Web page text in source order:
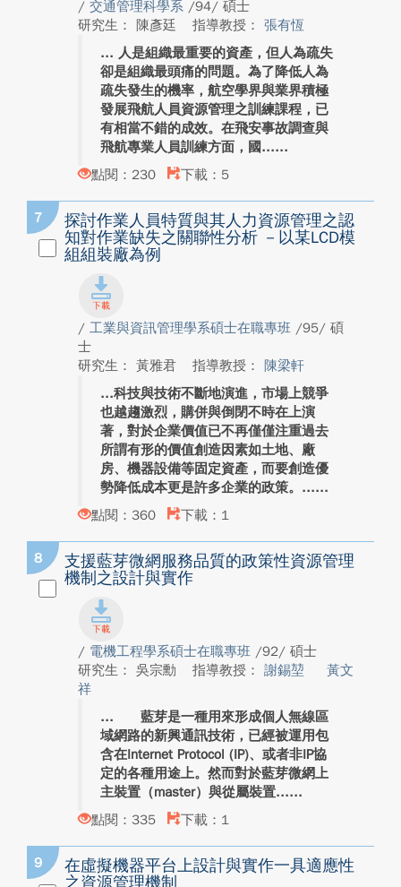
/ 交通管理科學系 /94/ 碩士
研究生： 陳彥廷
指導教授： 張有恆
人是組織最重要的資產，但人為疏失
卻是組織最頭痛的問題。為了降低人為
疏失發生的機率，航空學界與業界積極
發展飛航人員資源管理之訓練課程，已
有相當不錯的成效。在飛安事故調查與
飛航專業人員訓練方面，國...
點閱：230
下載：5
7
探討作業人員特質與其人力資源管理之認
知對作業缺失之關聯性分析 －以某LCD模
組組裝廠為例
/ 工業與資訊管理學系碩士在職專班 /95/ 碩
士
研究生： 黃雅君
指導教授： 陳梁軒
科技與技術不斷地演進，市場上競爭
也越趨激烈，購併與倒閉不時在上演
著，對於企業價值已不再僅僅注重過去
所謂有形的價值創造因素如土地、廠
房、機器設備等固定資產，而要創造優
勢降低成本更是許多企業的政策。...
點閱：360
下載：1
8
支援藍芽微網服務品質的政策性資源管理
機制之設計與實作
/ 電機工程學系碩士在職專班 /92/ 碩士
研究生： 吳宗勳
指導教授： 謝錫堃
黃文
祥
藍芽是一種用來形成個人無線區
域網路的新興通訊技術，已經被運用包
含在Internet Protocol (IP)、或者非IP協
定的各種用途上。然而對於藍芽微網上
主裝置（master）與從屬裝置...
點閱：335
下載：1
9
在虛擬機器平台上設計與實作一具適應性
之資源管理機制